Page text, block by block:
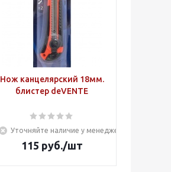
Нож канцелярский 18мм.
блистер deVENTE
Уточняйте наличие у менеджера
115 руб./шт